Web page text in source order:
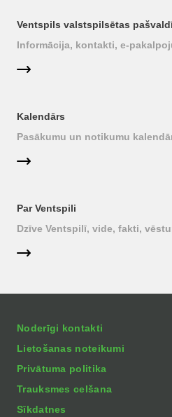
Ventspils valstspilsētas
Informācija, kontakti, e-
Kalendārs
Pasākumu un notikumu
Par Ventspili
Dzīve Ventspilī, vide, fakti,
Noderīgi kontakti
Lietošanas noteikumi
Privātuma politika
Trauksmes celšana
Sīkdatnes